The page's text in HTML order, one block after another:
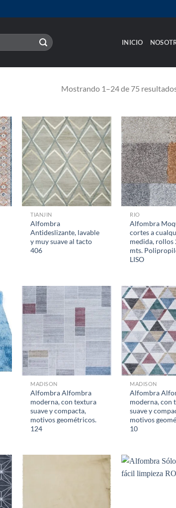
INICIO
Mostrando 1–24 de 75
TIANJIN
Alfombra
Antideslizante, lavable
y muy suave al tacto
406
RIO
Alfombra
cortes a
medida, rollos
mts.
LISO
MADISON
Alfombra Alfombra
moderna, con textura
suave y compacta,
motivos geométricos.
124
MADISON
Alfombra
moderna, con
suave y
motivos
10